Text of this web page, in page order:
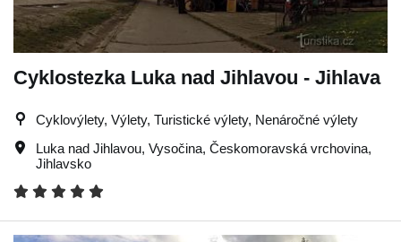
Cyklostezka Luka nad Jihlavou - Jihlava
Cyklovýlety, Výlety, Turistické výlety, Nenáročné výlety
Luka nad Jihlavou, Vysočina, Českomoravská vrchovina,
Jihlavsko